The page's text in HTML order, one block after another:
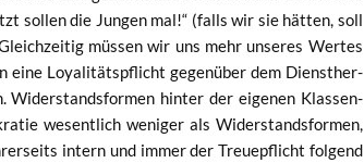
sol­len die Jun­gen mal!“ (falls wir sie hät­ten, soll
müs­sen wir uns mehr unse­res Wer­tes
eine Loya­li­täts­pflicht gegen­über dem Dienst­her­
Wider­stands­for­men hin­ter der eige­nen Klas­sen­
wesent­lich weni­ger als Wider­stands­for­men,
intern und immer der Treue­pflicht fol­gend